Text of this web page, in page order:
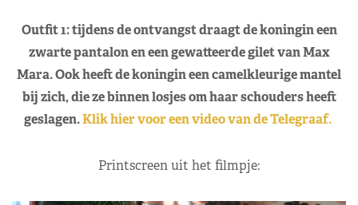
Outfit 1: tijdens de ontvangst draagt de koningin een
zwarte pantalon en een gewatteerde gilet van Max
Mara. Ook heeft de koningin een camelkleurige mantel
bij zich, die ze binnen losjes om haar schouders heeft
geslagen.Klik hier voor een video van de Telegraaf.
Printscreen uit het filmpje: